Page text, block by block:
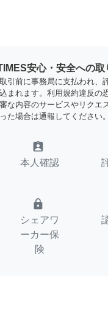
安心・安全への取
引前に事務局に支払われ、
まれます。利用規約違反の
な内容のサービスやリクエ
た場合は通報してください。
assignment_ind
本人確認
lock
シェアワ
ーカー保
険